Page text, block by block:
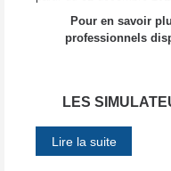
Pour en savoir
professionnels
LES
Lire la suite